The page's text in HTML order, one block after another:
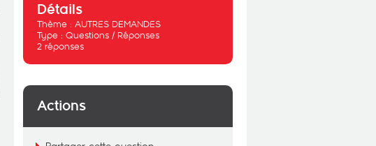
Détails
Thème : AUTRES DEMANDES
Type : Questions / Réponses
2 réponses
Actions